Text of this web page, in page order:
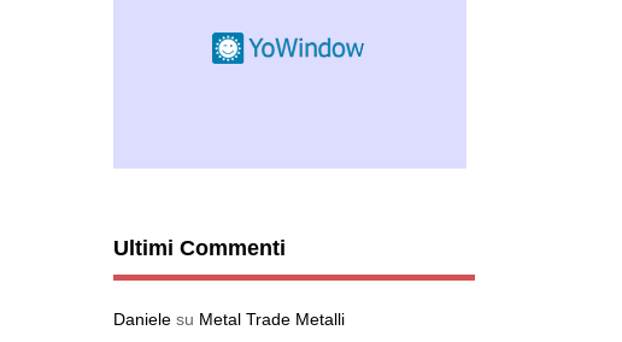
Ultimi Commenti
Daniele su Metal Trade Metalli